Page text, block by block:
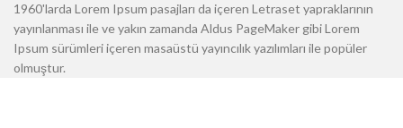
1960'larda Lorem Ipsum pasajları da içeren Letraset yapraklarının
yayınlanması ile ve yakın zamanda Aldus PageMaker gibi Lorem
Ipsum sürümleri içeren masaüstü yayıncılık yazılımları ile popüler
olmuştur.